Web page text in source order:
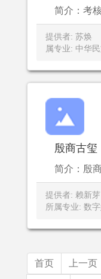
简介：考
提供者: 苏焕
属专业: 中华民
殷商古玺
简介：殷
提供者: 赖新芽
所属专业: 数
首页 上一页